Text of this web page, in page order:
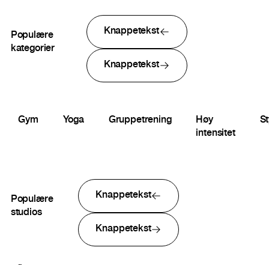
Populære
kategorier
Knappetekst
Knappetekst
Gym Yoga Gruppetrening
Høy
intensitet
Populære
studios
Knappetekst
Knappetekst